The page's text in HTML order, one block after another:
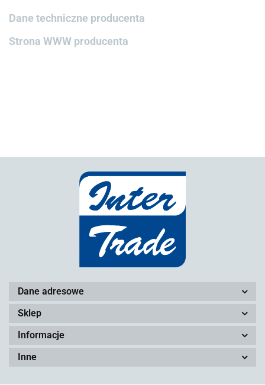
Dane techniczne producenta
Strona WWW producenta
Dane adresowe
Sklep
Informacje
Inne